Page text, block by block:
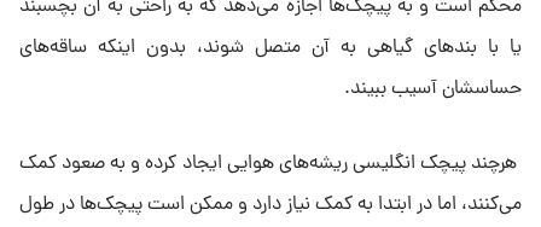
محکم است و به پیچک‌ها اجازه می‌دهد که به راحتی به آن بچسبند
یا با بندهای گیاهی به آن متصل شوند، بدون اینکه ساقه‌های
حساسشان آسیب ببیند.
هرچند پیچک انگلیسی ریشه‌های هوایی ایجاد کرده و به صعود کمک
می‌کنند، اما در ابتدا به کمک نیاز دارد و ممکن است پیچک‌ها در طول